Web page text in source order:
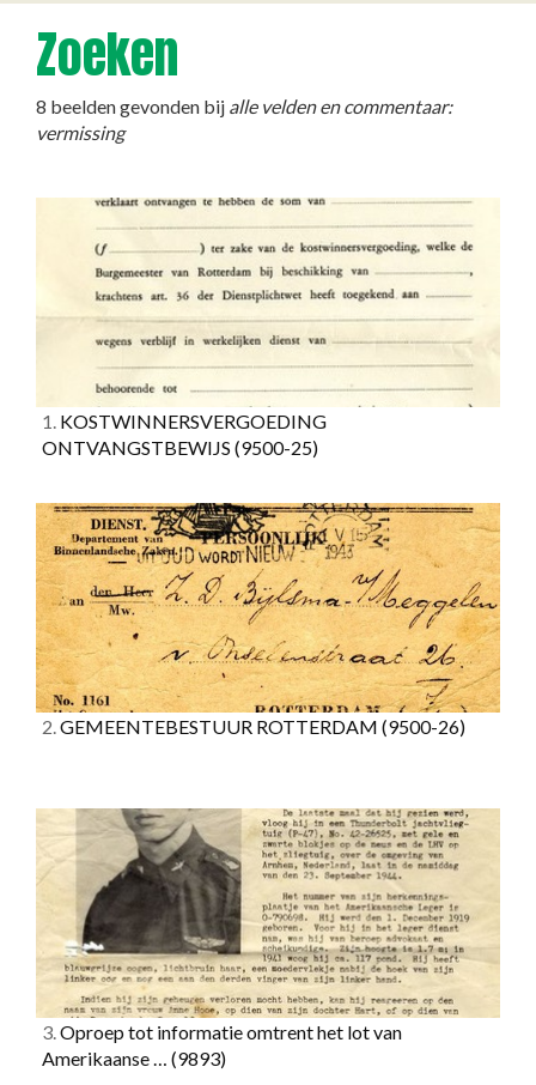
Zoeken
8 beelden gevonden bij alle velden en commentaar:
vermissing
1. KOSTWINNERSVERGOEDING
ONTVANGSTBEWIJS (9500-25)
2.GEMEENTEBESTUUR ROTTERDAM (9500-26)
3.Oproep tot informatie omtrent het lot van
Amerikaanse … (9893)